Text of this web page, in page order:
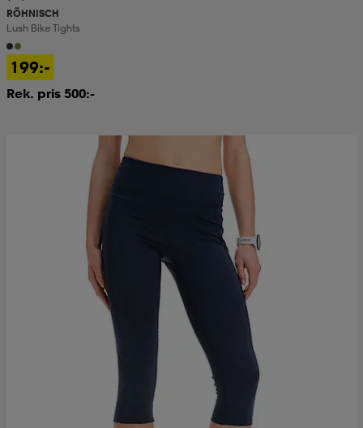
RÖHNISCH
Lush Bike Tights
199:-
Rek. pris 500:-